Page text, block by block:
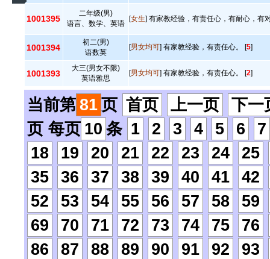
1001395
二年级(男)
语言、数学、英语
[女生] 有家教经验，有责任心，有耐心，有
1001394
初二(男)
语数英
[男女均可] 有家教经验，有责任心。 [5]
1001393
大三(男女不限)
英语雅思
[男女均可] 有家教经验，有责任心。 [2]
当前第 81 页 首页 上一页
下一
页 每页 10 条 1 2 3 4 5 6
7
18
19 20 21 22 23 24
25
35
36 37 38 39 40 41
42
52
53 54 55 56 57 58
59
69
70 71 72 73 74 75
76
86
87 88 89 90 91 92
93